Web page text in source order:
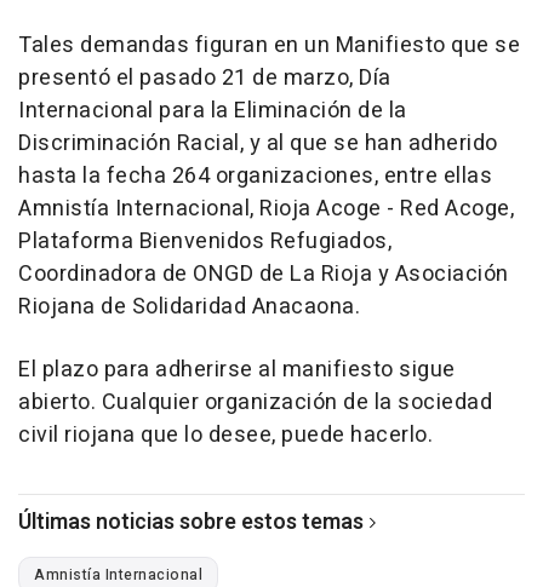
Tales demandas figuran en un Manifiesto que se
presentó el pasado 21 de marzo, Día
Internacional para la Eliminación de la
Discriminación Racial, y al que se han adherido
hasta la fecha 264 organizaciones, entre ellas
Amnistía Internacional, Rioja Acoge - Red Acoge,
Plataforma Bienvenidos Refugiados,
Coordinadora de ONGD de La Rioja y Asociación
Riojana de Solidaridad Anacaona.
El plazo para adherirse al manifiesto sigue
abierto. Cualquier organización de la sociedad
civil riojana que lo desee, puede hacerlo.
Últimas noticias sobre estos temas
Amnistía Internacional